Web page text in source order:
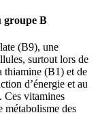
groupe B
(B9), une
surtout lors de
thiamine (B1) et de
d’énergie et au
Ces vitamines
métabolisme des